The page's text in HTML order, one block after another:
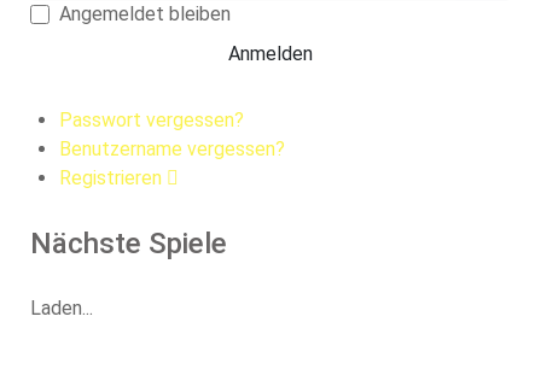
Angemeldet bleiben
Anmelden
Passwort vergessen?
Benutzername vergessen?
Registrieren
Nächste Spiele
Laden...